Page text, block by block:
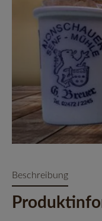
Beschreibung